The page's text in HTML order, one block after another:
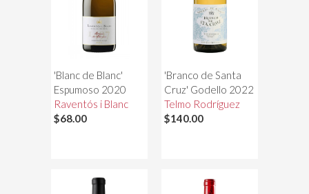
'Blanc de Blanc'
Espumoso 2020
Raventós i Blanc
$68.00
'Branco de Santa
Cruz' Godello 2022
Telmo Rodríguez
$140.00